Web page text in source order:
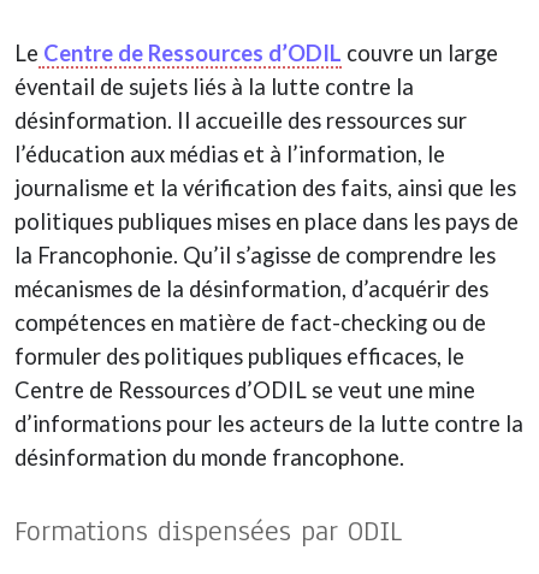
Le Centre de Ressources d’ODIL couvre un large
éventail de sujets liés à la lutte contre la
désinformation. Il accueille des ressources sur
l’éducation aux médias et à l’information, le
journalisme et la vérification des faits, ainsi que les
politiques publiques mises en place dans les pays de
la Francophonie. Qu’il s’agisse de comprendre les
mécanismes de la désinformation, d’acquérir des
compétences en matière de fact-checking ou de
formuler des politiques publiques efficaces, le
Centre de Ressources d’ODIL se veut une mine
d’informations pour les acteurs de la lutte contre la
désinformation du monde francophone.
Formations dispensées par ODIL